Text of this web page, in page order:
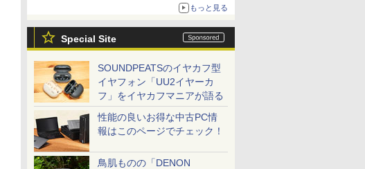
もっと見る
Special Site
SOUNDPEATSのイヤカフ型
イヤフォン「UU2イヤーカ
フ」をイヤカフマニアが語る
性能の良いお得な中古PC情
報はこのページでチェック！
鳥肌ものの「DENON